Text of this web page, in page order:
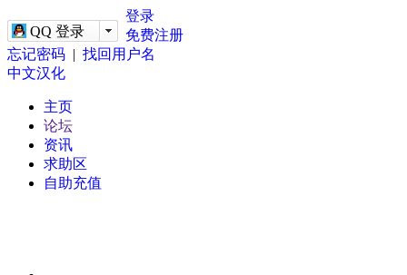
QQ 登录
登录
免费注册
忘记密码 | 找回用户名
中文汉化
主页
论坛
资讯
求助区
自助充值